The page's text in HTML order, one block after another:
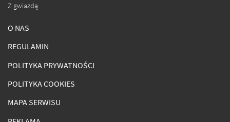
Z gwiazdą
O NAS
REGULAMIN
POLITYKA PRYWATNOŚCI
POLITYKA COOKIES
MAPA SERWISU